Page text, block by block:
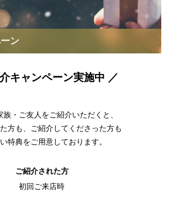
ン
キャンペーン実施中 ／
族・ご友人をご紹介いただくと、
方も、ご紹介してくださった方も
特典をご用意しております。
ご紹介された方
初回ご来店時